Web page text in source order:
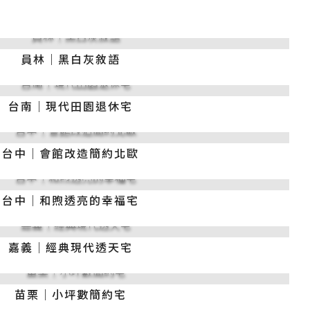
員林｜黑白灰敘語
台南｜現代田園退休宅
台中｜會館改造簡約北歐
台中｜和煦透亮的幸福宅
嘉義｜經典現代透天宅
苗栗｜小坪數簡約宅